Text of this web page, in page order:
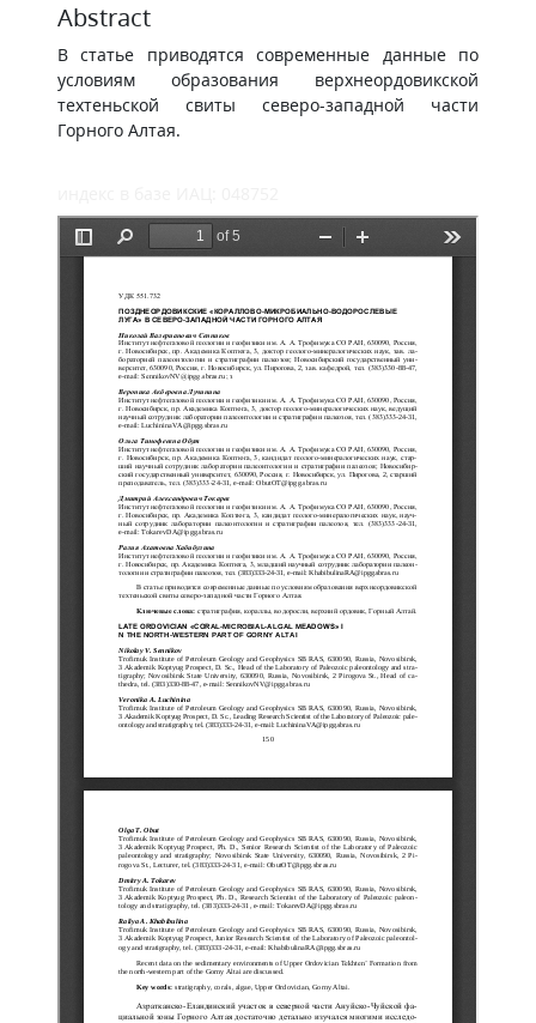
Abstract
В статье приводятся современные данные по
условиям образования верхнеордовикской
техтеньской свиты северо-западной части
Горного Алтая.